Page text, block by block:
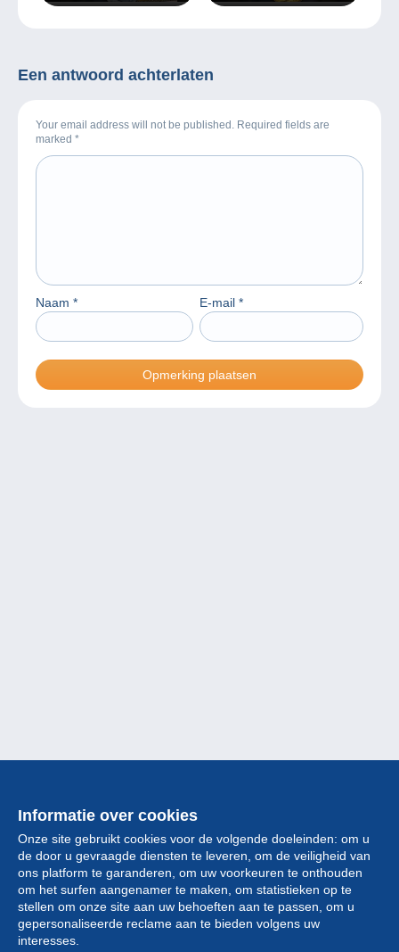
Een antwoord achterlaten
Your email address will not be published. Required fields are
marked *
Naam * E-mail *
Informatie over cookies
Onze site gebruikt cookies voor de volgende doeleinden: om u
de door u gevraagde diensten te leveren, om de veiligheid van
ons platform te garanderen, om uw voorkeuren te onthouden
om het surfen aangenamer te maken, om statistieken op te
stellen om onze site aan uw behoeften aan te passen, om u
gepersonaliseerde reclame aan te bieden volgens uw
interesses.
Collectie